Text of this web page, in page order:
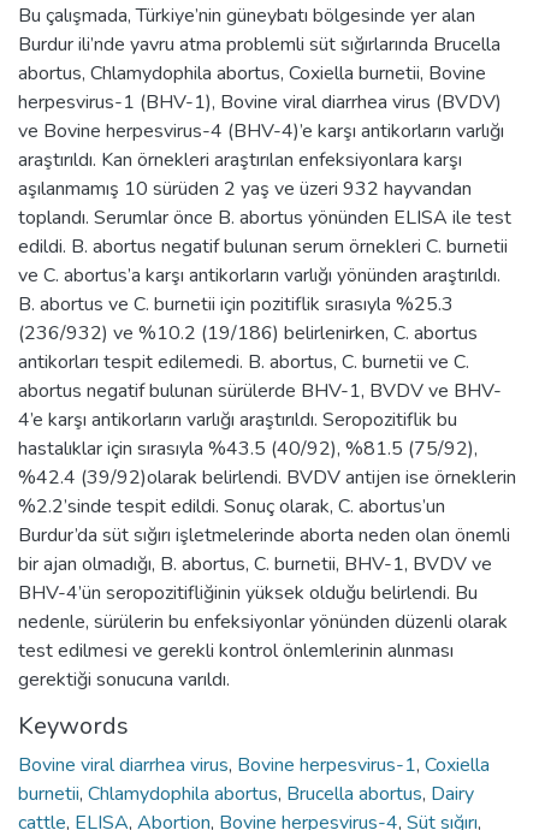
Bu çalışmada, Türkiye’nin güneybatı bölgesinde yer alan
Burdur ili’nde yavru atma problemli süt sığırlarında Brucella
abortus, Chlamydophila abortus, Coxiella burnetii, Bovine
herpesvirus-1 (BHV-1), Bovine viral diarrhea virus (BVDV)
ve Bovine herpesvirus-4 (BHV-4)’e karşı antikorların varlığı
araştırıldı. Kan örnekleri araştırılan enfeksiyonlara karşı
aşılanmamış 10 sürüden 2 yaş ve üzeri 932 hayvandan
toplandı. Serumlar önce B. abortus yönünden ELISA ile test
edildi. B. abortus negatif bulunan serum örnekleri C. burnetii
ve C. abortus’a karşı antikorların varlığı yönünden araştırıldı.
B. abortus ve C. burnetii için pozitiflik sırasıyla %25.3
(236/932) ve %10.2 (19/186) belirlenirken, C. abortus
antikorları tespit edilemedi. B. abortus, C. burnetii ve C.
abortus negatif bulunan sürülerde BHV-1, BVDV ve BHV-
4’e karşı antikorların varlığı araştırıldı. Seropozitiflik bu
hastalıklar için sırasıyla %43.5 (40/92), %81.5 (75/92),
%42.4 (39/92)olarak belirlendi. BVDV antijen ise örneklerin
%2.2’sinde tespit edildi. Sonuç olarak, C. abortus’un
Burdur’da süt sığırı işletmelerinde aborta neden olan önemli
bir ajan olmadığı, B. abortus, C. burnetii, BHV-1, BVDV ve
BHV-4’ün seropozitifliğinin yüksek olduğu belirlendi. Bu
nedenle, sürülerin bu enfeksiyonlar yönünden düzenli olarak
test edilmesi ve gerekli kontrol önlemlerinin alınması
gerektiği sonucuna varıldı.
Keywords
Bovine viral diarrhea virus, Bovine herpesvirus-1, Coxiella
burnetii, Chlamydophila abortus, Brucella abortus, Dairy
cattle, ELISA, Abortion, Bovine herpesvirus-4, Süt sığırı,